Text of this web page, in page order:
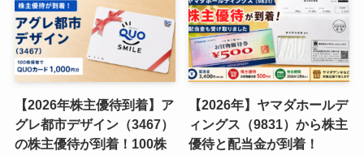
【2026年株主優待到着】ア
グレ都市デザイン（3467）
の株主優待が到着！100株
【2026年】ヤマダホールデ
ィングス（9831）から株主
優待と配当金が到着！